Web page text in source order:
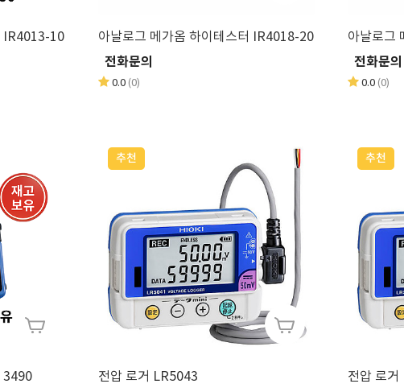
아날로그 메가옴 하이테스터 IR4013-10 아날로그 메가옴 하이테스터 IR4018-20
전화문의
0.0 (0)
전화문의
0.0 (0)
아날로그 메가옴 하이테스터 3490
추천
전압 로거 LR5043
추천